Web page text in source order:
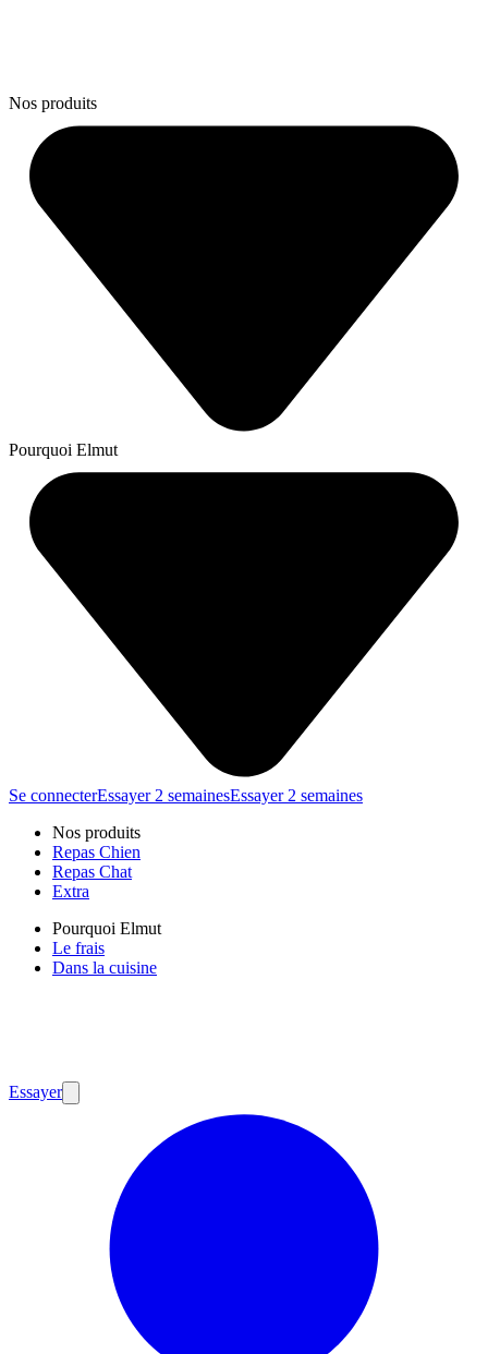
Nos produits
Pourquoi Elmut
Se connecterEssayer 2 semainesEssayer 2 semaines
Nos produits
Repas Chien
Repas Chat
Extra
Pourquoi Elmut
Le frais
Dans la cuisine
Essayer